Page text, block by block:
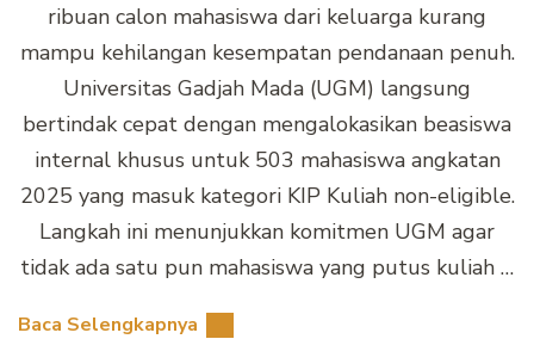
ribuan calon mahasiswa dari keluarga kurang
mampu kehilangan kesempatan pendanaan penuh.
Universitas Gadjah Mada (UGM) langsung
bertindak cepat dengan mengalokasikan beasiswa
internal khusus untuk 503 mahasiswa angkatan
2025 yang masuk kategori KIP Kuliah non-eligible.
Langkah ini menunjukkan komitmen UGM agar
tidak ada satu pun mahasiswa yang putus kuliah …
Baca Selengkapnya